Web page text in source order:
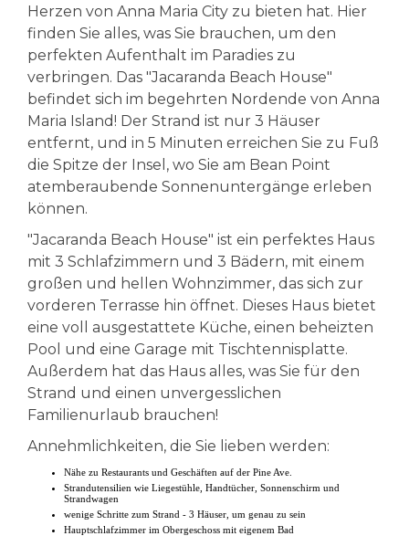
Herzen von Anna Maria City zu bieten hat. Hier
finden Sie alles, was Sie brauchen, um den
perfekten Aufenthalt im Paradies zu
verbringen. Das "Jacaranda Beach House"
befindet sich im begehrten Nordende von Anna
Maria Island! Der Strand ist nur 3 Häuser
entfernt, und in 5 Minuten erreichen Sie zu Fuß
die Spitze der Insel, wo Sie am Bean Point
atemberaubende Sonnenuntergänge erleben
können.
"Jacaranda Beach House" ist ein perfektes Haus
mit 3 Schlafzimmern und 3 Bädern, mit einem
großen und hellen Wohnzimmer, das sich zur
vorderen Terrasse hin öffnet. Dieses Haus bietet
eine voll ausgestattete Küche, einen beheizten
Pool und eine Garage mit Tischtennisplatte.
Außerdem hat das Haus alles, was Sie für den
Strand und einen unvergesslichen
Familienurlaub brauchen!
Annehmlichkeiten, die Sie lieben werden:
Nähe zu Restaurants und Geschäften auf der Pine Ave.
Strandutensilien wie Liegestühle, Handtücher, Sonnenschirm und
Strandwagen
wenige Schritte zum Strand - 3 Häuser, um genau zu sein
Hauptschlafzimmer im Obergeschoss mit eigenem Bad